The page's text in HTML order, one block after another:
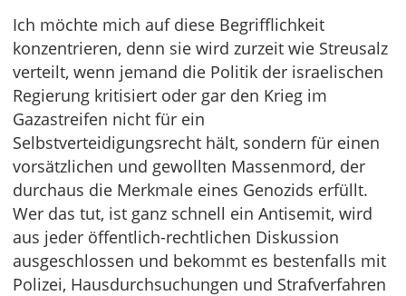
Ich möchte mich auf diese Begrifflichkeit
konzentrieren, denn sie wird zurzeit wie Streusalz
verteilt, wenn jemand die Politik der israelischen
Regierung kritisiert oder gar den Krieg im
Gazastreifen nicht für ein
Selbstverteidigungsrecht hält, sondern für einen
vorsätzlichen und gewollten Massenmord, der
durchaus die Merkmale eines Genozids erfüllt.
Wer das tut, ist ganz schnell ein Antisemit, wird
aus jeder öffentlich-rechtlichen Diskussion
ausgeschlossen und bekommt es bestenfalls mit
Polizei, Hausdurchsuchungen und Strafverfahren